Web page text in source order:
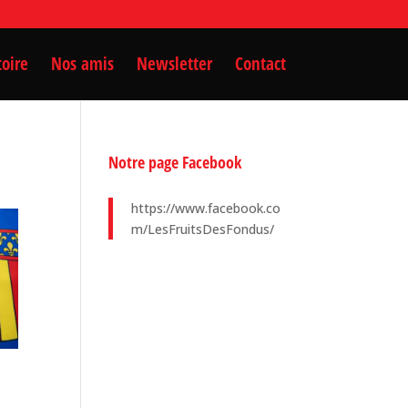
Nos amis Newsletter Contact
Notre page Facebook
https://www.facebook.co
m/LesFruitsDesFondus/